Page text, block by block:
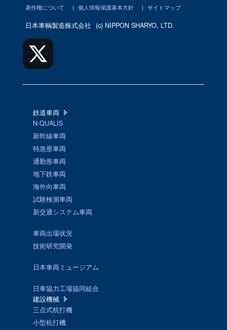
著作権について | 個人情報保護基本方針 | サイトマップ
日本車輌製造株式会社 (c) NIPPON SHARYO, LTD.
鉄道車両
N-QUALIS
新幹線車両
特急形車両
通勤形車両
地下鉄車両
海外向車両
試験検測車両
新交通システム車両
車両出場状況
技術研究開発
日本車両ミュージアム
日車協力工場協同組合
建設機械
三点式杭打機
小型杭打機